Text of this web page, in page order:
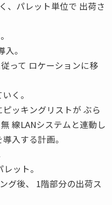
、パレット単位で 出荷さ
。
って ロケーションに移
く。
ッキングリストが ぶら
線LANシステムと連動し
入する計画。
ット。
グ後、 1階部分の出荷ス